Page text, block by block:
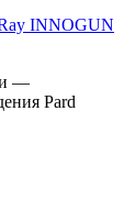
INNOGUN
—
Pard